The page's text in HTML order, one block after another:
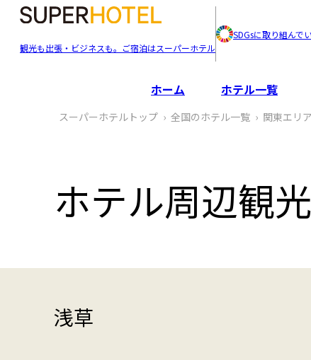
観光も出張・ビジネスも。ご宿泊はスーパーホテル
SDGsに取り組んでい
ホーム ホテル一覧
スーパーホテルトップ 全国のホテル一覧 関東エリア
ホテル周辺観
浅草